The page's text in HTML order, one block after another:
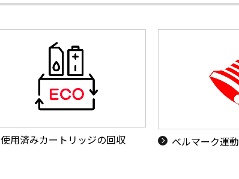
使用済みカートリッジの回収 ベルマーク運動